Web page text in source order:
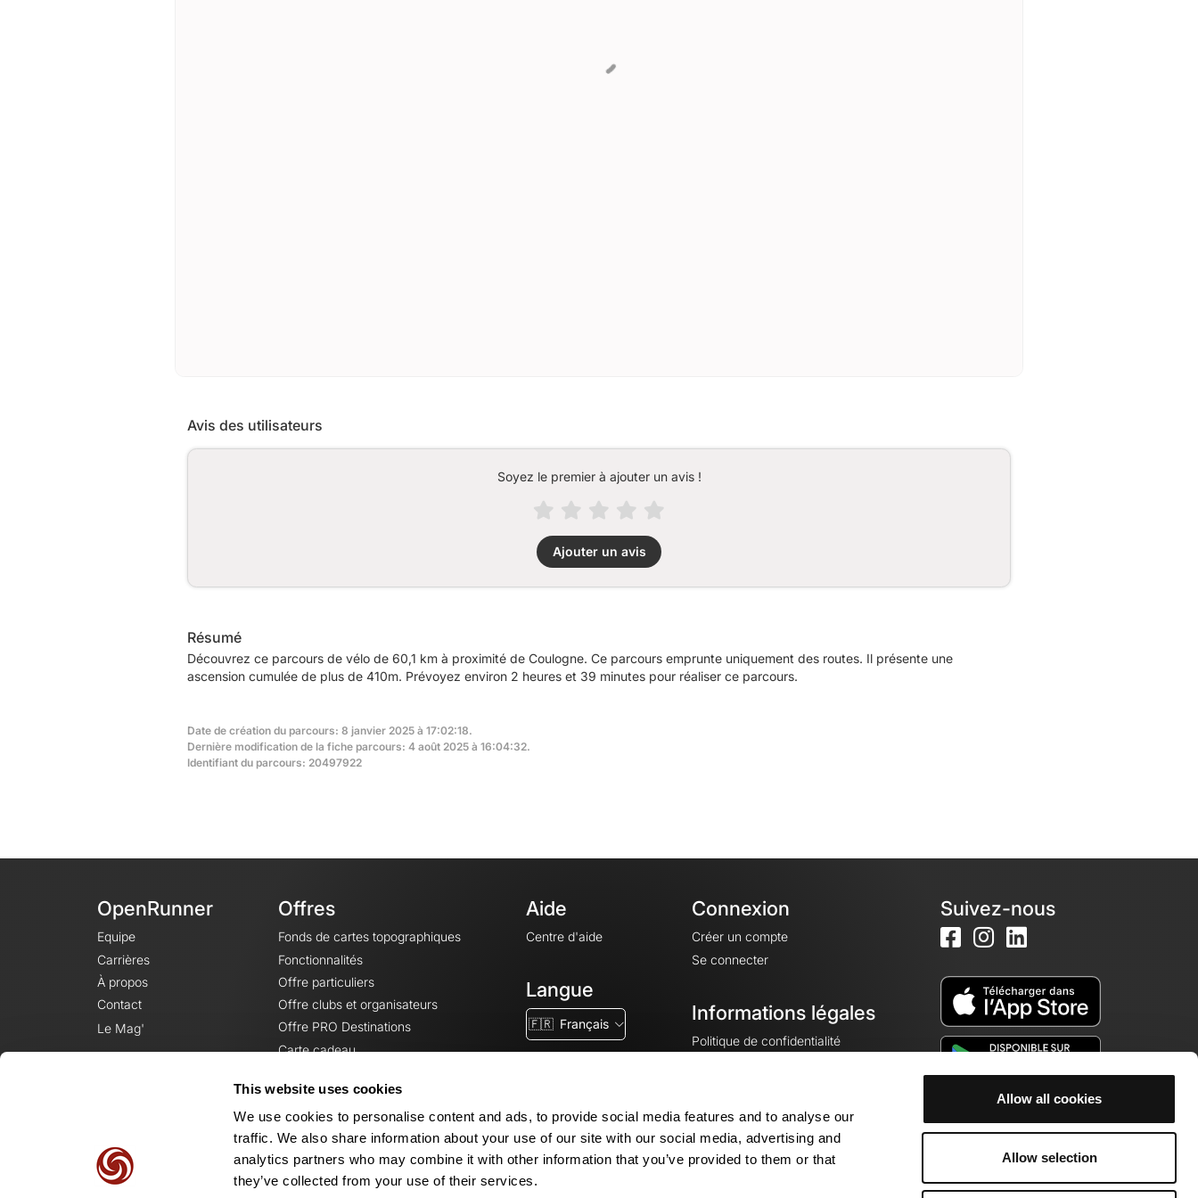
This website uses cookies
We use cookies to personalise content and ads, to provide social media features and to analyse our
traffic. We also share information about your use of our site with our social media, advertising and
analytics partners who may combine it with other information that you’ve provided to them or that
they’ve collected from your use of their services.
Allow all cookies
Allow selection
Avis des utilisateurs
Soyez le premier à ajouter un avis !
Ajouter un avis
Résumé
Découvrez ce parcours de vélo de 60,1 km à proximité de Coulogne. Ce parcours emprunte uniquement des routes. Il présente une
ascension cumulée de plus de 410m. Prévoyez environ 2 heures et 39 minutes pour réaliser ce parcours.
Date de création du parcours: 8 janvier 2025 à 17:02:18.
Dernière modification de la fiche parcours: 4 août 2025 à 16:04:32.
Identifiant du parcours: 20497922
OpenRunner
Equipe
Carrières
À propos
Contact
Le Mag'
Offres
Fonds de cartes topographiques
Fonctionnalités
Offre particuliers
Offre clubs et organisateurs
Offre PRO Destinations
Carte cadeau
Aide
Centre d'aide
Langue
🇫🇷 Français
Connexion
Créer un compte
Se connecter
Informations légales
Politique de confidentialité
Mentions légales
Paramètres des cookies
Suivez-nous